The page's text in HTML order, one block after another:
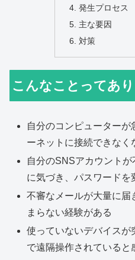
発生プロセス
主な要因
対策
こんなことってあ
自分のコンピューターが
ーネットに接続できなく
自分のSNSアカウント
に気づき、パスワードを
不審なメールが大量に届
まらない経験がある
使っていないデバイスが
で遠隔操作されていると